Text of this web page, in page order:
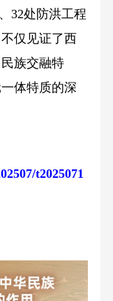
32处防洪工程
仅见证了西
族交融特
体特质的深
t2025071